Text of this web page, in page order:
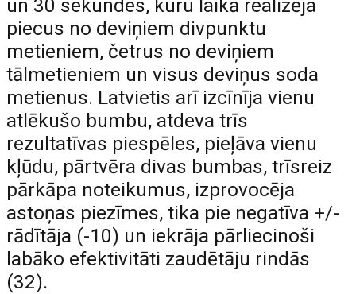
un 30 sekundes, kuru laikā realizēja
piecus no deviņiem divpunktu
metieniem, četrus no deviņiem
tālmetieniem un visus deviņus soda
metienus. Latvietis arī izcīnīja vienu
atlēkušo bumbu, atdeva trīs
rezultatīvas piespēles, pieļāva vienu
kļūdu, pārtvēra divas bumbas, trīsreiz
pārkāpa noteikumus, izprovocēja
astoņas piezīmes, tika pie negatīva +/-
rādītāja (-10) un iekrāja pārliecinoši
labāko efektivitāti zaudētāju rindās
(32).